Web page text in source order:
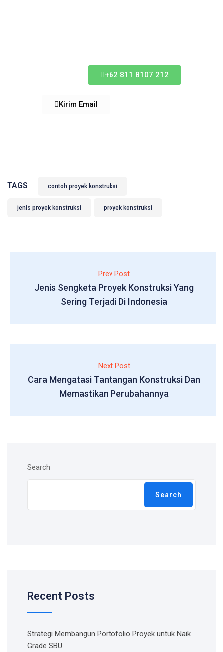
+62 811 8107 212
Kirim Email
TAGS contoh proyek konstruksi
jenis proyek konstruksi​ proyek konstruksi
Prev Post
Jenis Sengketa Proyek Konstruksi Yang
Sering Terjadi Di Indonesia
Next Post
Cara Mengatasi Tantangan Konstruksi Dan
Memastikan Perubahannya
Search
Search
Recent Posts
Strategi Membangun Portofolio Proyek untuk Naik
Grade SBU